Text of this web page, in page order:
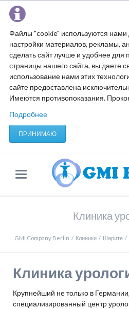
Файлы "cookie" используются нами
настройки материалов, рекламы,
сделать сайт лучше и удобнее для
страницы нашего сайта, вы даете
использование нами этих
сайте предоставлена
Имеются противопоказания.
Подробнее
ПРИНИМАЮ
Клиника
GMI Company Berlin Клиники Шарите
Клиника
Крупнейший не только в
специализированный центр